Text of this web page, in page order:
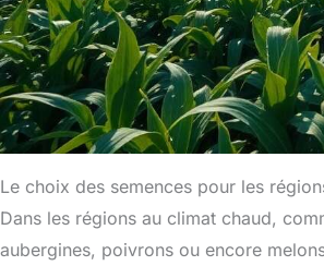
Le choix des semences pour les
Dans les régions au climat chaud,
aubergines, poivrons ou encore